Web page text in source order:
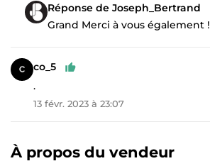
Réponse de Joseph_Bertrand
Grand Merci à vous également !
co_5
.
13 févr. 2023 à 23:07
À propos du vendeur